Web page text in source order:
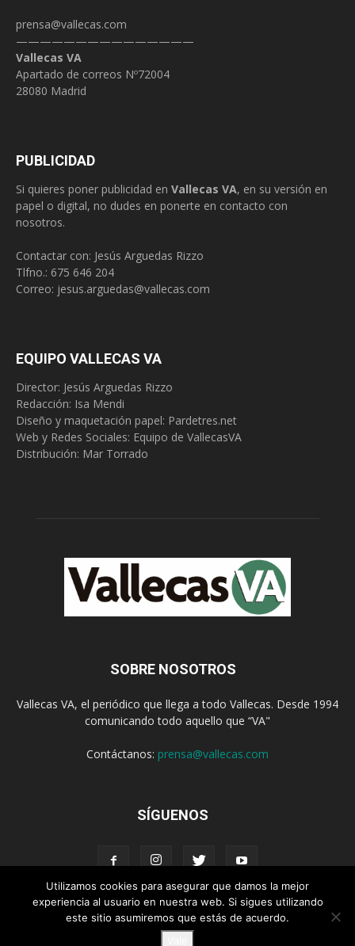
prensa@vallecas.com
———————————————
Vallecas VA
Apartado de correos Nº72004
28080 Madrid
PUBLICIDAD
Si quieres poner publicidad en Vallecas VA, en su versión en
papel o digital, no dudes en ponerte en contacto con
nosotros.
Contactar con: Jesús Arguedas Rizzo
Tlfno.: 675 646 204
Correo: jesus.arguedas@vallecas.com
EQUIPO VALLECAS VA
Director: Jesús Arguedas Rizzo
Redacción: Isa Mendi
Diseño y maquetación papel: Pardetres.net
Web y Redes Sociales: Equipo de VallecasVA
Distribución: Mar Torrado
SOBRE NOSOTROS
Vallecas VA, el periódico que llega a todo Vallecas. Desde 1994
comunicando todo aquello que “VA"
Contáctanos: prensa@vallecas.com
SÍGUENOS
Aviso Legal Política de cookies
Utilizamos cookies para asegurar que damos la mejor
experiencia al usuario en nuestra web. Si sigues utilizando
este sitio asumiremos que estás de acuerdo.